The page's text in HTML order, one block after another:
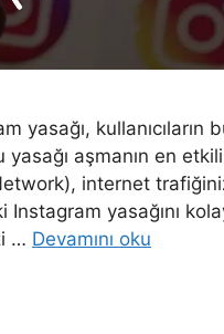
yasağı, kullanıcıların
aşmanın en
internet
yasağını
… Devamını oku